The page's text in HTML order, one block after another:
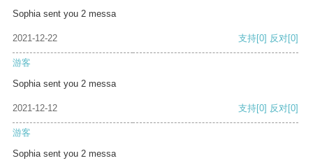
Sophia sent you 2 messa
2021-12-22 支持[0] 反对[0]
游客
Sophia sent you 2 messa
2021-12-12 支持[0] 反对[0]
游客
Sophia sent you 2 messa